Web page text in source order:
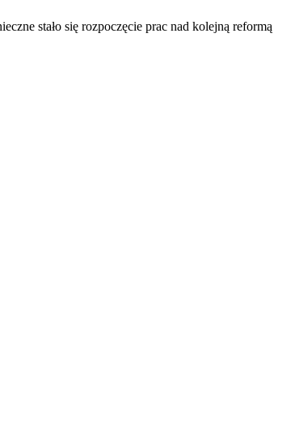
stało się rozpoczęcie prac nad kolejną reformą